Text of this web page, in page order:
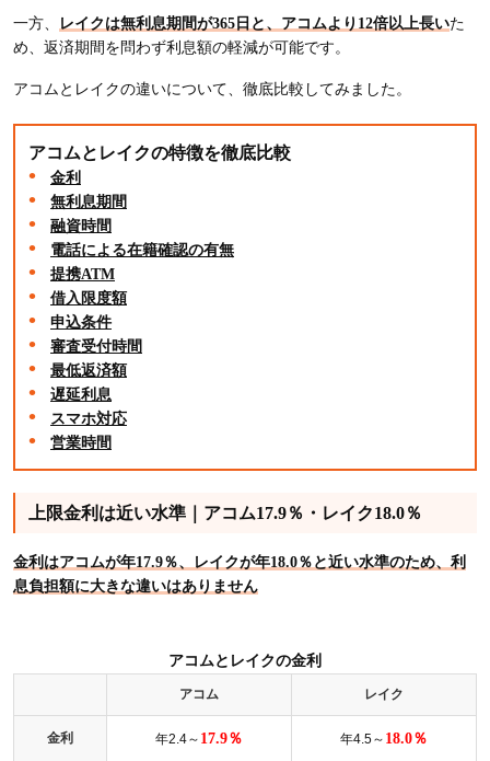
一方、 レイクは無利息期間が365日と、アコムより12倍以上長いた
め、返済期間を問わず利息額の軽減が可能です。
アコムとレイクの違いについて、徹底比較してみました。
アコムとレイクの特徴を徹底比較
金利
無利息期間
融資時間
電話による在籍確認の有無
提携ATM
借入限度額
申込条件
審査受付時間
最低返済額
遅延利息
スマホ対応
営業時間
上限金利は近い水準｜アコム17.9％・レイク18.0％
金利はアコムが年17.9％、レイクが年18.0％と近い水準のため、利
息負担額に大きな違いはありません
アコムとレイクの金利
アコム レイク
金利 年2.4～ 17.9％ 年4.5～ 18.0％